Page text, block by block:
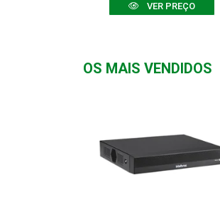
VER PREÇO
OS MAIS VENDIDOS